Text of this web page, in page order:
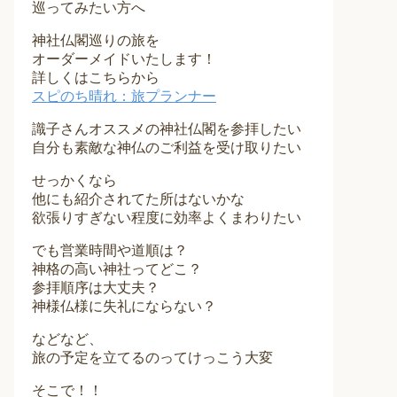
巡ってみたい方へ
神社仏閣巡りの旅を
オーダーメイドいたします！
詳しくはこちらから
スピのち晴れ：旅プランナー
識子さんオススメの神社仏閣を参拝したい
自分も素敵な神仏のご利益を受け取りたい
せっかくなら
他にも紹介されてた所はないかな
欲張りすぎない程度に効率よくまわりたい
でも営業時間や道順は？
神格の高い神社ってどこ？
参拝順序は大丈夫？
神様仏様に失礼にならない？
などなど、
旅の予定を立てるのってけっこう大変
そこで！！